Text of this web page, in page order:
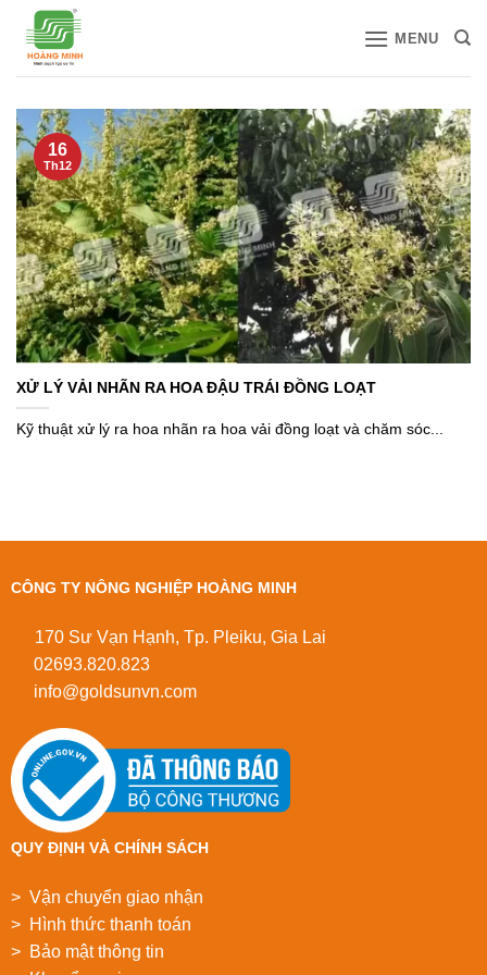
qua
MENU
XỬ LÝ VẢI NHÃN RA HOA ĐẬU TRÁI ĐỒNG LOẠT
Kỹ thuật xử lý ra hoa nhãn ra hoa vải đồng loạt và chăm sóc...
16
Th12
CÔNG TY NÔNG NGHIỆP HOÀNG MINH
170 Sư Vạn Hạnh, Tp. Pleiku, Gia Lai
02693.820.823
info@goldsunvn.com
QUY ĐỊNH VÀ CHÍNH SÁCH
> Vận chuyển giao nhận
> Hình thức thanh toán
> Bảo mật thông tin